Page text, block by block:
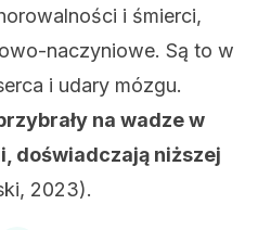
i śmierci,
naczyniowe. Są to w
i udary mózgu.
na wadze w
doświadczają niższej
2023).